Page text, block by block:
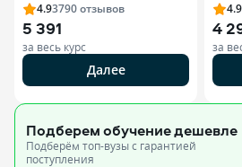
4.93790отзывов
5 391
за весь курс
Далее
4.9
4
за
Подберем обучениедешевле
Подберём топ-вузы c гарантией
поступления